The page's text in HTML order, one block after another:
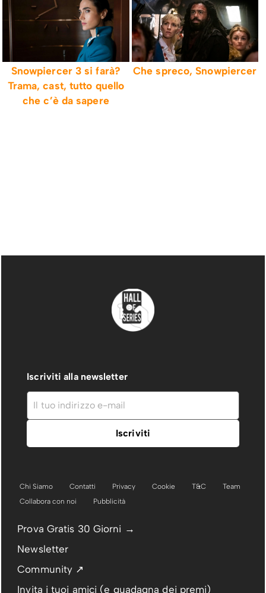
Snowpiercer 3 si farà?
Trama, cast, tutto quello
che c’è da sapere
Che spreco, Snowpiercer
Iscriviti alla newsletter
Chi Siamo Contatti Privacy Cookie T&C
Team
Collabora con noi
Pubblicità
Prova Gratis 30 Giorni →
Newsletter
Community ↗
Invita i tuoi amici (e guadagna dei premi)